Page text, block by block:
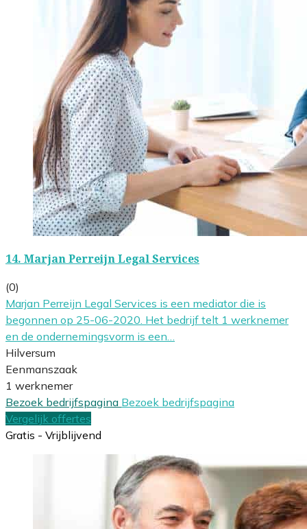
14. Marjan Perreijn Legal Services
(0)
Marjan Perreijn Legal Services is een mediator die is
begonnen op 25-06-2020. Het bedrijf telt 1 werknemer
en de ondernemingsvorm is een…
Hilversum
Eenmanszaak
1 werknemer
Bezoek bedrijfspagina Bezoek bedrijfspagina
Vergelijk offertes
Gratis - Vrijblijvend